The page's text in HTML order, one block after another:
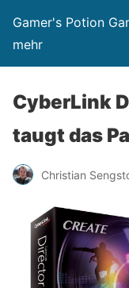
Gamer's Potion
mehr
CyberLink
taugt das
Christian